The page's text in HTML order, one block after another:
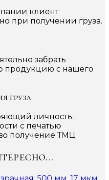
клиент
при получении груза.
забрать
продукцию с нашего
груза
личность.
с печатью
получение ТМЦ